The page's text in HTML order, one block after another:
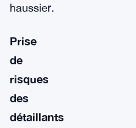
haussier.
Prise
de
risques
des
détaillants